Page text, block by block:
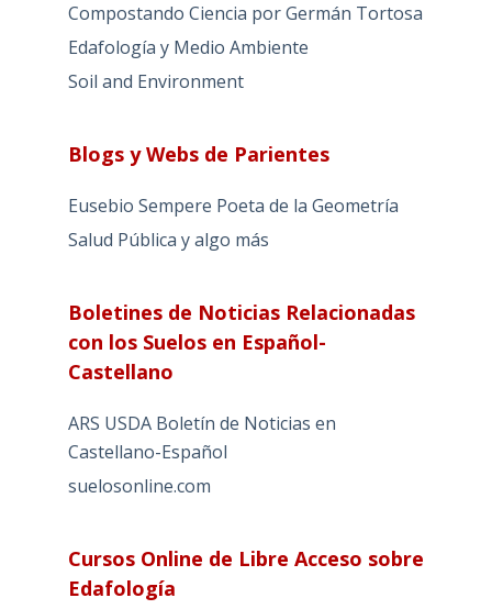
Compostando Ciencia por Germán Tortosa
Edafología y Medio Ambiente
Soil and Environment
Blogs y Webs de Parientes
Eusebio Sempere Poeta de la Geometría
Salud Pública y algo más
Boletines de Noticias Relacionadas
con los Suelos en Español-
Castellano
ARS USDA Boletín de Noticias en
Castellano-Español
suelosonline.com
Cursos Online de Libre Acceso sobre
Edafología